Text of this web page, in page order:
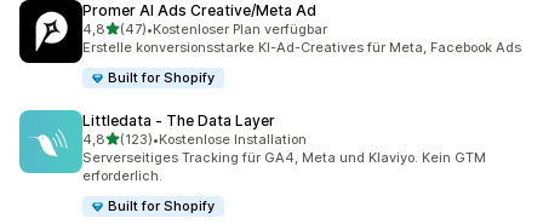
Promer AI Ads Creative/Meta Ad
4,8von 5 Sternen
(47)
47 Rezensionen insgesamt
•Kostenloser Plan verfügbar
Erstelle konversionsstarke KI-Ad-Creatives für Meta, Facebook Ads
Built for Shopify
Littledata ‑ The Data Layer
4,8von 5 Sternen
(123)
123 Rezensionen insgesamt
•Kostenlose Installation
Serverseitiges Tracking für GA4, Meta und Klaviyo. Kein GTM
erforderlich.
Built for Shopify